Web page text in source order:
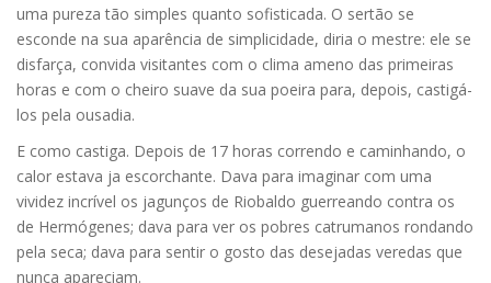
uma pureza tão simples quanto sofisticada. O sertão se
esconde na sua aparência de simplicidade, diria o mestre: ele se
disfarça, convida visitantes com o clima ameno das primeiras
horas e com o cheiro suave da sua poeira para, depois, castigá-
los pela ousadia.
E como castiga. Depois de 17 horas correndo e caminhando, o
calor estava ja escorchante. Dava para imaginar com uma
vividez incrível os jagunços de Riobaldo guerreando contra os
de Hermógenes; dava para ver os pobres catrumanos rondando
pela seca; dava para sentir o gosto das desejadas veredas que
nunca apareciam.